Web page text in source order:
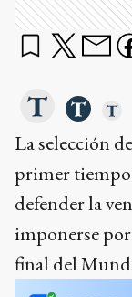
La selección
primer tiempo
defender la
imponerse por
final del